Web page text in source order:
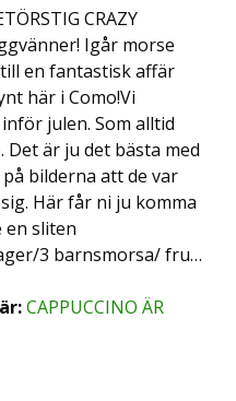
CRAZY
Igår morse
en fantastisk affär
här i Como!Vi
julen. Som alltid
Det är ju det bästa med
bilderna att de var
Här får ni ju komma
en sliten
3 barnsmorsa/ fru…
CAPPUCCINO ÄR